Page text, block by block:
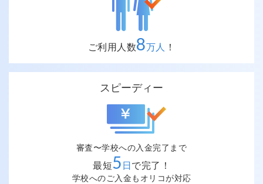
ご利用人数8万人 ！
スピーディー
審査〜学校への入金完了まで
最短5 日で完了！
学校へのご入金もオリコが対応